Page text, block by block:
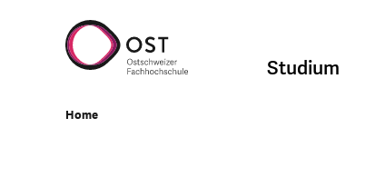
Studium
Home